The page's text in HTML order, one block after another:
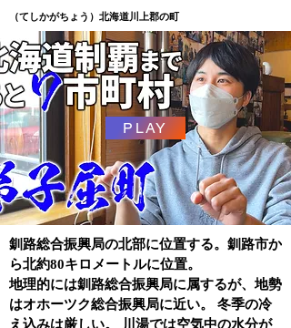
（てしかがちょう）北海道川上郡の町
PLAY
釧路総合振興局の北部に位置する。釧路市か
ら北約80キロメートルに位置。
地理的には釧路総合振興局に属するが、地勢
はオホーツク総合振興局に近い。 冬季の冷
え込みは厳しい。 川湯では空気中の水分が